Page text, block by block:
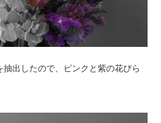
出したので、ピンクと紫の花びら